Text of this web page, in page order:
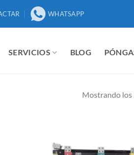
WHATSAPP
SERVICIOS BLOG
Mostrando los